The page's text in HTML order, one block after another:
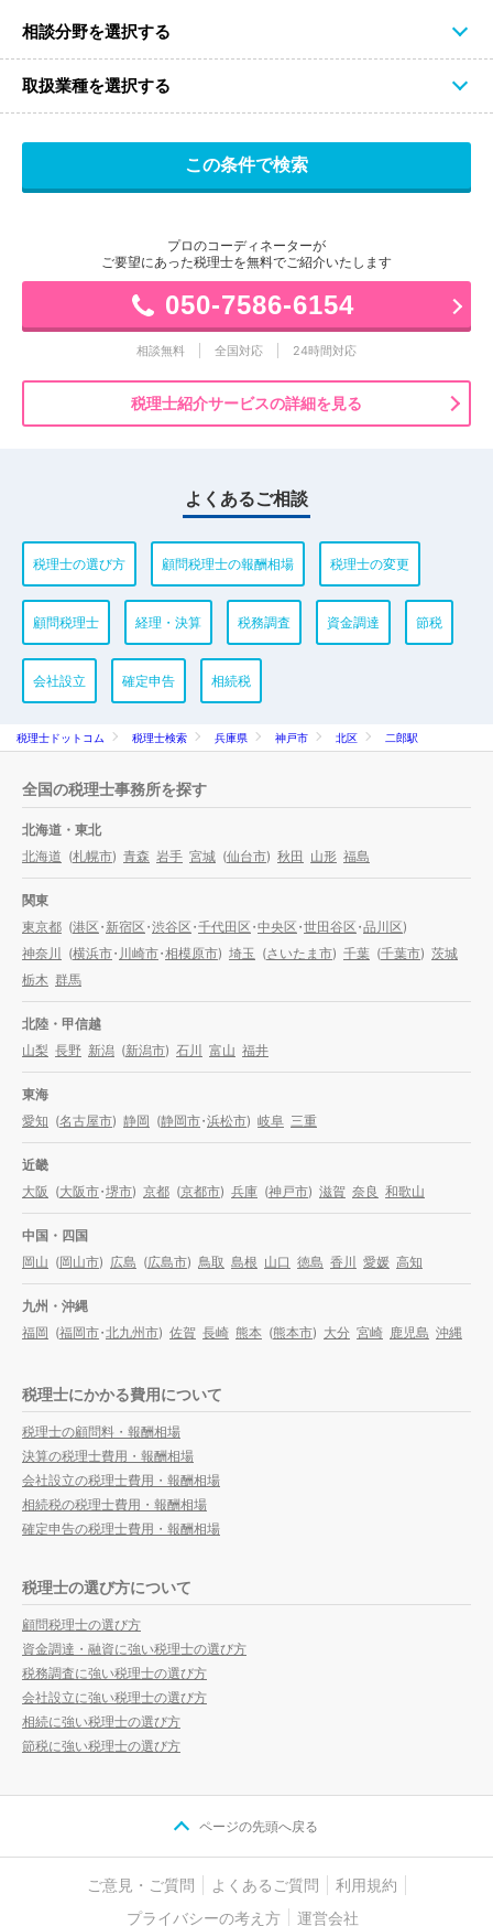
相談分野を選択する
取扱業種を選択する
プロのコーディネーターが
ご要望にあった税理士を無料でご紹介いたします
050-7586-6154
相談無料 全国対応 24時間対応
税理士紹介サービスの詳細を見る
よくあるご相談
税理士の選び方 顧問税理士の報酬相場 税理士の変更
顧問税理士 経理・決算 税務調査 資金調達 節税
会社設立 確定申告 相続税
税理士ドットコム 税理士検索 兵庫県 神戸市 北区 二郎駅
全国の税理士事務所を探す
北海道・東北
北海道 (札幌市) 青森 岩手 宮城 (仙台市) 秋田 山形 福島
関東
東京都 (港区・新宿区・渋谷区・千代田区・中央区・世田谷区・品川区)
神奈川
(横浜市・ 川崎市・相模原市) 埼玉 (さいたま市) 千葉 (千葉市) 茨城
栃木 群馬
北陸・甲信越
山梨 長野 新潟 (新潟市) 石川 富山 福井
東海
愛知 (名古屋市) 静岡 (静岡市・浜松市) 岐阜 三重
近畿
大阪 (大阪市・堺市) 京都 (京都市) 兵庫 (神戸市) 滋賀 奈良 和歌山
中国・四国
岡山 (岡山市) 広島 (広島市) 鳥取 島根 山口 徳島 香川 愛媛 高知
九州・沖縄
福岡 (福岡市・北九州市) 佐賀 長崎 熊本 (熊本市) 大分 宮崎 鹿児島 沖縄
税理士にかかる費用について
税理士の顧問料・報酬相場
決算の税理士費用・報酬相場
会社設立の税理士費用・報酬相場
相続税の税理士費用・報酬相場
確定申告の税理士費用・報酬相場
税理士の選び方について
顧問税理士の選び方
資金調達・融資に強い税理士の選び方
税務調査に強い税理士の選び方
会社設立に強い税理士の選び方
相続に強い税理士の選び方
節税に強い税理士の選び方
ページの先頭へ戻る
ご意見・ご質問 よくあるご質問
利用規約
プライバシーの考え方
運営会社